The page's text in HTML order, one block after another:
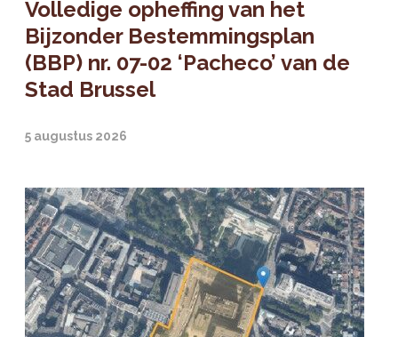
Volledige opheffing van het
Bijzonder Bestemmingsplan
(BBP) nr. 07-02 ‘Pacheco’ van de
Stad Brussel
5 augustus 2026